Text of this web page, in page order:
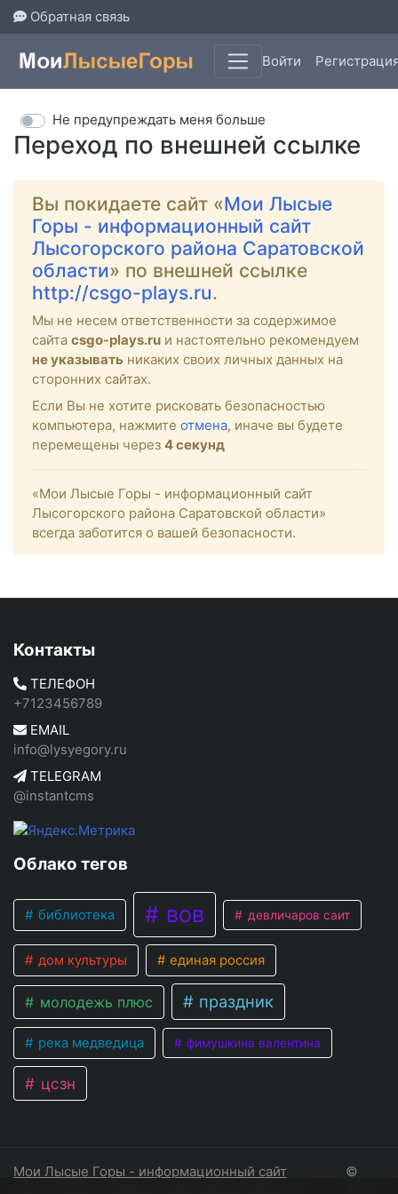
Обратная связь
Войти
Переход по внешней ссылке
Не предупреждать меня больше
Вы покидаете сайт «Мои Лысые
Горы - информационный сайт
Лысогорского района Саратовской
области» по внешней ссылке
http://csgo-plays.ru.
Мы не несем ответственности за содержимое
сайта csgo-plays.ru и настоятельно рекомендуем
не указывать никаких своих личных данных на
сторонних сайтах.
Если Вы не хотите рисковать безопасностью
компьютера, нажмите отмена, иначе вы будете
перемещены через 4секунд
«Мои Лысые Горы - информационный сайт
Лысогорского района Саратовской области»
всегда заботится о вашей безопасности.
Контакты
ТЕЛЕФОН
+7123456789
EMAIL
info@lysyegory.ru
TELEGRAM
@instantcms
Облако тегов
библиотека вов девличаров саит
дом культуры единая россия
молодежь плюс праздник
река медведица фимушкина валентина
цсзн
Мои Лысые Горы - информационный сайт
©